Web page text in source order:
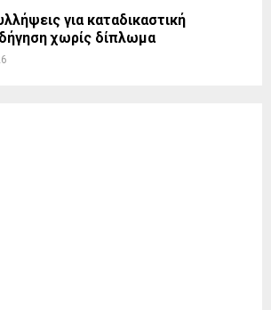
για καταδικαστική
χωρίς δίπλωμα